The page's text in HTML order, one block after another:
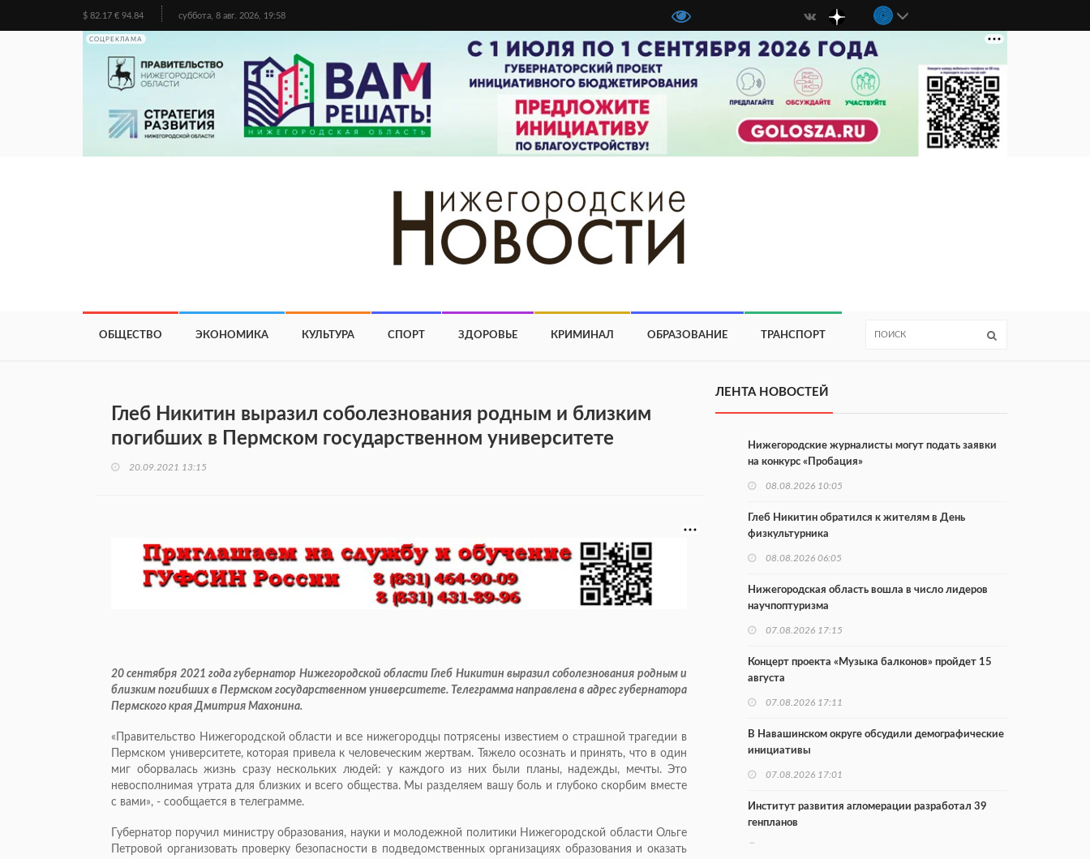
$ 82.17 € 94.84 суббота, 8 авг. 2026, 19:58
СОЦРЕКЛАМА
ОБЩЕСТВО ЭКОНОМИКА КУЛЬТУРА СПОРТ ЗДОРОВЬЕ КРИМИНАЛ ОБРАЗОВАНИЕ ТРАНСПОРТ
Глеб Никитин выразил соболезнования родным и близким
погибших в Пермском государственном университете
20.09.2021 13:15
20 сентября 2021 года губернатор Нижегородской области Глеб Никитин выразил соболезнования родным и
близким погибших в Пермском государственном университете. Телеграмма направлена в адрес губернатора
Пермского края Дмитрия Махонина.
«Правительство Нижегородской области и все нижегородцы потрясены известием о страшной трагедии в
Пермском университете, которая привела к человеческим жертвам. Тяжело осознать и принять, что в один
миг оборвалась жизнь сразу нескольких людей: у каждого из них были планы, надежды, мечты. Это
невосполнимая утрата для близких и всего общества. Мы разделяем вашу боль и глубоко скорбим вместе
с вами», - сообщается в телеграмме.
Губернатор поручил министру образования, науки и молодежной политики Нижегородской области Ольге
Петровой организовать проверку безопасности в подведомственных организациях образования и оказать
ЛЕНТА НОВОСТЕЙ
Нижегородские журналисты могут подать заявки
на конкурс «Пробация»
08.08.2026 10:05
Глеб Никитин обратился к жителям в День
физкультурника
08.08.2026 06:05
Нижегородская область вошла в число лидеров
научпоптуризма
07.08.2026 17:15
Концерт проекта «Музыка балконов» пройдет 15
августа
07.08.2026 17:11
В Навашинском округе обсудили демографические
инициативы
07.08.2026 17:01
Институт развития агломерации разработал 39
генпланов